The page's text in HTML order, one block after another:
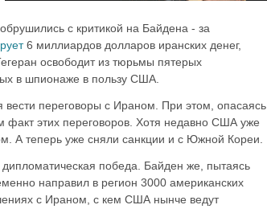
с критикой на Байдена - за
6 миллиардов долларов иранских денег,
освободит из тюрьмы пятерых
в шпионаже в пользу США.
переговоры с Ираном. При этом, опасаясь
факт этих переговоров. Хотя недавно США уже
А теперь уже сняли санкции и с Южной Кореи.
победа. Байден же, пытаясь
направил в регион 3000 американских
с Ираном, с кем США нынче ведут